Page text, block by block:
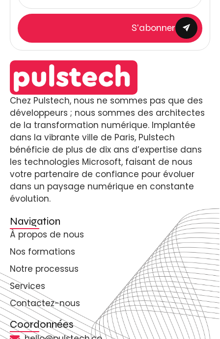
Chez Pulstech, nous ne sommes pas que des
développeurs ; nous sommes des architectes
de la transformation numérique. Implantée
dans la vibrante ville de Paris, Pulstech
bénéficie de plus de dix ans d’expertise dans
les technologies Microsoft, faisant de nous
votre partenaire de confiance pour évoluer
dans un paysage numérique en constante
évolution.
Navigation
À propos de nous
Nos formations
Notre processus
Services
Contactez-nous
Coordonnées
S'abonner